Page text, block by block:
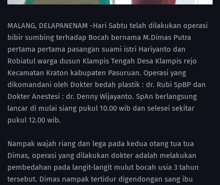
MALANG, DELAPANENAM -Hari Sabtu telah dilakukan operasi
bibir sumbing terhadap Bocah bernama M.Dimas Putra
pertama pertama pasangan suami istri Hariyanto dan
Robiatul warga dusun Klampis Tengah Desa Klampis rejo
Kecamatan Kraton kabupaten Pasuruan. Operasi yang
dikomandani oleh Dokter bedah plastik : dr. Rubi SpBP dan
Dokter Anestesi : dr. Denny Wijayanto. SpAn berlangsung
lancar di mulai siang pukul 10.00 wib dan selesei sekitar
pukul 12.00 wib.
Nampak wajah riang dan lega pada kedua otang tua tua
Dimas, operasi yang dilakukan dokter adalah melakukan
pembedahan pada langit-langit mulut bocah usia 3 tahun
tersebut. Dimas nampak tertidur digendongan sang ibu